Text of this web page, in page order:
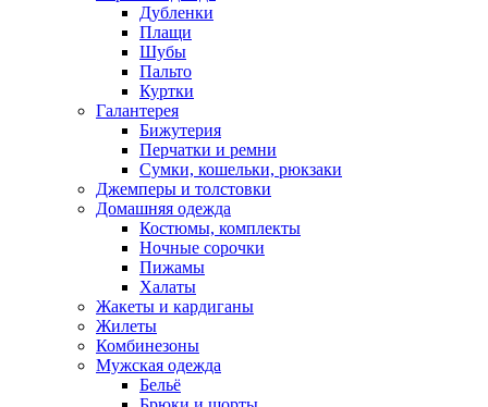
Дубленки
Плащи
Шубы
Пальто
Куртки
Галантерея
Бижутерия
Перчатки и ремни
Сумки, кошельки, рюкзаки
Джемперы и толстовки
Домашняя одежда
Костюмы, комплекты
Ночные сорочки
Пижамы
Халаты
Жакеты и кардиганы
Жилеты
Комбинезоны
Мужская одежда
Бельё